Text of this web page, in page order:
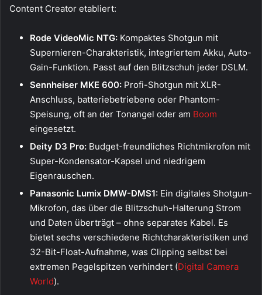
Content Creator etabliert:
Rode VideoMic NTG: Kompaktes Shotgun mit
Supernieren-Charakteristik, integriertem Akku, Auto-
Gain-Funktion. Passt auf den Blitzschuh jeder DSLM.
Sennheiser MKE 600: Profi-Shotgun mit XLR-
Anschluss, batteriebetriebene oder Phantom-
Speisung, oft an der Tonangel oder am Boom
eingesetzt.
Deity D3 Pro: Budget-freundliches Richtmikrofon mit
Super-Kondensator-Kapsel und niedrigem
Eigenrauschen.
Panasonic Lumix DMW-DMS1: Ein digitales Shotgun-
Mikrofon, das über die Blitzschuh-Halterung Strom
und Daten überträgt – ohne separates Kabel. Es
bietet sechs verschiedene Richtcharakteristiken und
32-Bit-Float-Aufnahme, was Clipping selbst bei
extremen Pegelspitzen verhindert (Digital Camera
World).